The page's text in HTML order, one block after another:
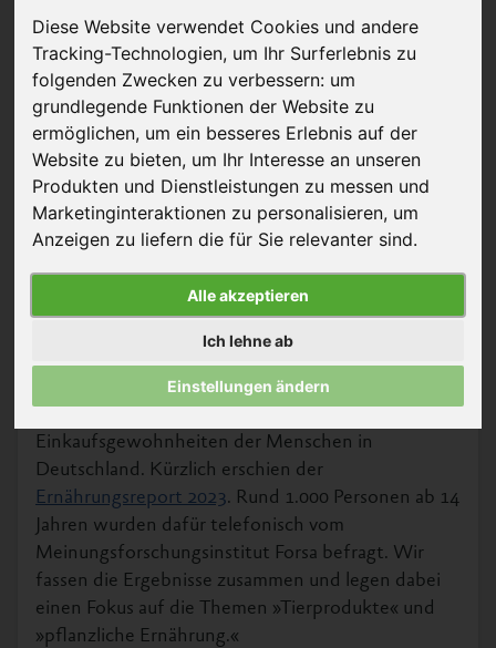
Diese Website verwendet Cookies und andere
Tracking-Technologien, um Ihr Surferlebnis zu
folgenden Zwecken zu verbessern: um
grundlegende Funktionen der Website zu
ermöglichen, um ein besseres Erlebnis auf der
Website zu bieten, um Ihr Interesse an unseren
Produkten und Dienstleistungen zu messen und
Marketinginteraktionen zu personalisieren, um
Anzeigen zu liefern die für Sie relevanter sind.
Alle akzeptieren
Ich lehne ab
Einstellungen ändern
So isst Deutschland
© Rawpixel.com – Shutterstock
Bundesministerium für Ernährung und
Einkaufsgewohnheiten der Menschen in
Deutschland. Kürzlich erschien der
Ernährungsreport 2023. Rund 1.000 Personen ab 14
Jahren wurden dafür telefonisch vom
Meinungsforschungsinstitut Forsa befragt. Wir
fassen die Ergebnisse zusammen und legen dabei
einen Fokus auf die Themen »Tierprodukte« und
»pflanzliche Ernährung.«